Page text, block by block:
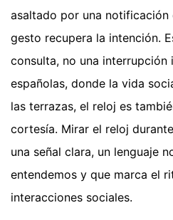
asaltado por una notificación
gesto recupera la intención.
consulta, no una interrupción
españolas, donde la vida
las terrazas, el reloj es
cortesía. Mirar el reloj
una señal clara, un lenguaje
entendemos y que marca el
interacciones sociales.